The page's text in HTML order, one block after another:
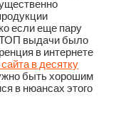
если еще пару
ТОП выдачи было
в интернете
в десятку
быть хорошим
в нюансах этого